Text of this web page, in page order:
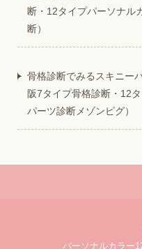
断・12タイプパーソナル
断）
骨格診断でみるスキニー
阪7タイプ骨格診断・12
パーツ診断メゾンピグ）
パーソナルカラー